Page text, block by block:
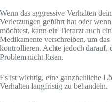
Wenn das aggressive Verhalten
Verletzungen geführt hat oder
möchtest, kann ein Tierarzt auch
Medikamente verschreiben, um das
kontrollieren. Achte jedoch darauf,
Problem nicht lösen.
Es ist wichtig, eine ganzheitliche
Verhalten langfristig zu behandeln.